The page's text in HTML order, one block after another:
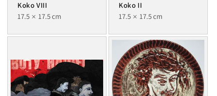
Koko VIII
17.5
17.5 cm
Koko II
17.5
17.5 cm